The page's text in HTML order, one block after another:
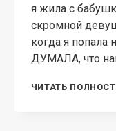
я жила с
скромной
когда я попала
ДУМАЛА, что
ЧИТАТЬ